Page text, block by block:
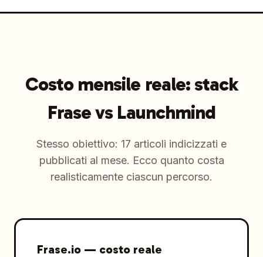
Costo mensile reale: stack
Frase vs Launchmind
Stesso obiettivo: 17 articoli indicizzati e
pubblicati al mese. Ecco quanto costa
realisticamente ciascun percorso.
Frase.io— costo reale